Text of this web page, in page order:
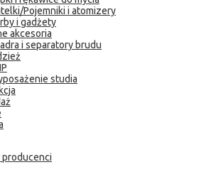
Pojemniki i atomizery
i gadżety
akcesoria
i separatory brudu
studia